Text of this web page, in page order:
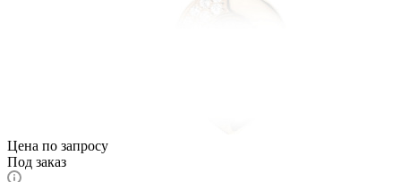
Цена по запросу
Под заказ